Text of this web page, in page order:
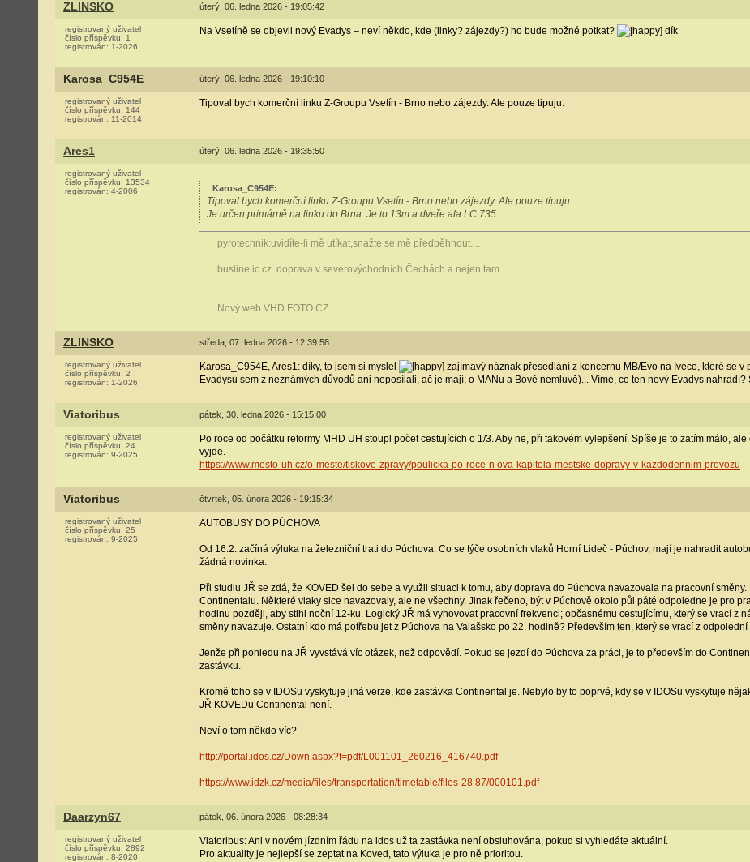
ZLINSKO úterý, 06. ledna 2026 - 19:05:42
registrovaný uživatel
číslo příspěvku: 1
registrován: 1-2026
Na Vsetíně se objevil nový Evadys – neví někdo, kde (linky? zájezdy?) ho bude možné potkat? dík
Karosa_C954E úterý, 06. ledna 2026 - 19:10:10
registrovaný uživatel
číslo příspěvku: 144
registrován: 11-2014
Tipoval bych komerční linku Z-Groupu Vsetín - Brno nebo zájezdy. Ale pouze tipuju.
Ares1 úterý, 06. ledna 2026 - 19:35:50
registrovaný uživatel
číslo příspěvku: 13534
registrován: 4-2006 Karosa_C954E:
Tipoval bych komerční linku Z-Groupu Vsetín - Brno nebo zájezdy. Ale pouze tipuju.
Je určen primárně na linku do Brna. Je to 13m a dveře ala LC 735
pyrotechnik:uvidíte-li mě utíkat,snažte se mě předběhnout....
busline.ic.cz. doprava v severovýchodních Čechách a nejen tam
Nový web VHD FOTO.CZ
ZLINSKO středa, 07. ledna 2026 - 12:39:58
registrovaný uživatel
číslo příspěvku: 2
registrován: 1-2026
Karosa_C954E, Ares1: díky, to jsem si myslel
zajímavý náznak přesedlání z koncernu MB/Evo na Iveco, které se
Evadysu sem z neznámých důvodů ani neposílali, ač je mají; o MANu a Bově nemluvě)... Víme, co ten nový Evadys
Viatoribus pátek, 30. ledna 2026 - 15:15:00
registrovaný uživatel
číslo příspěvku: 24
registrován: 9-2025
Po roce od počátku reformy MHD UH stoupl počet cestujících o 1/3. Aby ne, při takovém vylepšení. Spíše je to zatím málo,
vyjde.
https://www.mesto-uh.cz/o-meste/tiskove-zpravy/poulicka-po-roce-n ova-kapitola-mestske-dopravy-v-kazdodennim-provozu
Viatoribus čtvrtek, 05. února 2026 - 19:15:34
registrovaný uživatel
číslo příspěvku: 25
registrován: 9-2025
AUTOBUSY DO PÚCHOVA
Od 16.2. začíná výluka na železniční trati do Púchova. Co se týče osobních vlaků Horní Lideč - Púchov, mají je nahradit
žádná novinka.
Při studiu JŘ se zdá, že KOVED šel do sebe a využil situaci k tomu, aby doprava do Púchova navazovala na pracovní
Continentalu. Některé vlaky sice navazovaly, ale ne všechny. Jinak řečeno, být v Púchově okolo půl páté odpoledne je pro
hodinu později, aby stihl noční 12-ku. Logický JŘ má vyhovovat pracovní frekvenci; občasnému cestujícímu, který se vrací z
směny navazuje. Ostatní kdo má potřebu jet z Púchova na Valašsko po 22. hodině? Především ten, který se vrací z odpolední
Jenže při pohledu na JŘ vyvstává víc otázek, než odpovědí. Pokud se jezdí do Púchova za práci, je to především do
zastávku.
Kromě toho se v IDOSu vyskytuje jiná verze, kde zastávka Continental je. Nebylo by to poprvé, kdy se v IDOSu vyskytuje
JŘ KOVEDu Continental není.
Neví o tom někdo víc?
http://portal.idos.cz/Down.aspx?f=pdf/L001101_260216_416740.pdf
https://www.idzk.cz/media/files/transportation/timetable/files-28 87/000101.pdf
Daarzyn67 pátek, 06. února 2026 - 08:28:34
registrovaný uživatel
číslo příspěvku: 2892
registrován: 8-2020
Viatoribus: Ani v novém jízdním řádu na idos už ta zastávka není obsluhována, pokud si vyhledáte aktuální.
Pro aktuality je nejlepší se zeptat na Koved, tato výluka je pro ně prioritou.